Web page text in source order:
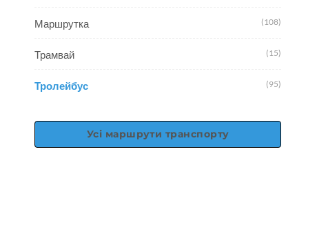
Маршрутка (108)
Трамвай (15)
Тролейбус (95)
Усі маршрути транспорту